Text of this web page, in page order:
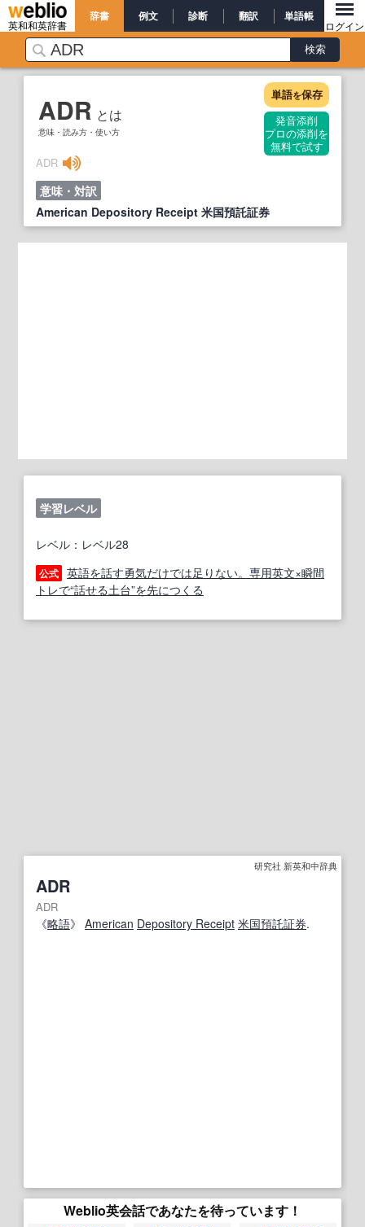
英和和英辞書
辞書 例文 診断 翻訳 単語帳
ログイン
ADR とは
意味・読み方・使い方
単語を保存
発音添削
プロの添削を
無料で試す
ADR
意味・対訳
American Depository Receipt 米国預託証券
学習レベル
レベル：レベル28
公式 英語を話す勇気だけでは足りない。専用英文×瞬間
トレで“話せる土台”を先につくる
研究社 新英和中辞典
ADR
ADR
《略語》 American Depository Receipt 米国預託証券.
Weblio英会話であなたを待っています！